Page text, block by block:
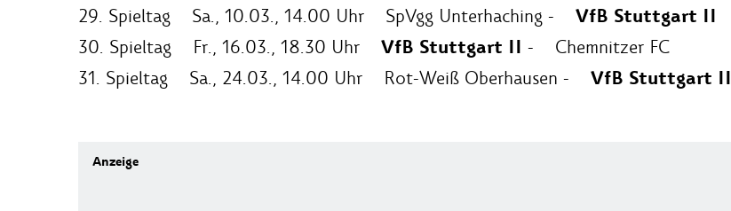
29. Spieltag Sa., 10.03., 14.00 Uhr SpVgg Unterhaching - VfB Stuttgart II
30. Spieltag Fr., 16.03., 18.30 Uhr VfB Stuttgart II - Chemnitzer FC
31. Spieltag Sa., 24.03., 14.00 Uhr Rot-Weiß Oberhausen -
VfB Stuttgart II